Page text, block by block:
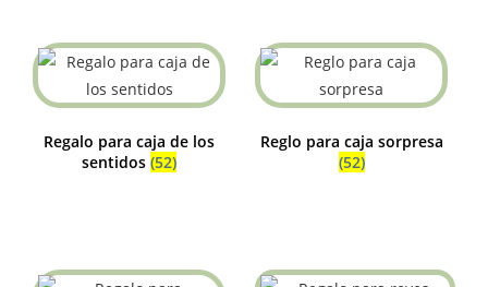
Regalo para caja de los
sentidos (52)
Reglo para caja sorpresa
(52)